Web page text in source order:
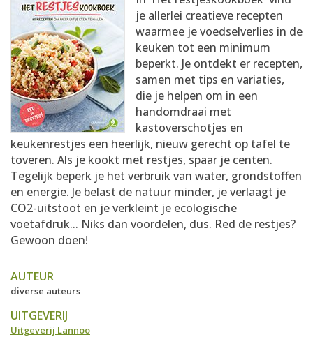
AANMELDEN
RECEPTEN
WEEKMENU'S
KOOKBOEKEN
je allerlei creatieve recepten
waarmee je voedselverlies in de
keuken tot een minimum
beperkt. Je ontdekt er recepten,
samen met tips en variaties,
die je helpen om in een
handomdraai met
kastoverschotjes en
keukenrestjes een heerlijk, nieuw gerecht op tafel te
toveren. Als je kookt met restjes, spaar je centen.
Tegelijk beperk je het verbruik van water, grondstoffen
en energie. Je belast de natuur minder, je verlaagt je
CO2-uitstoot en je verkleint je ecologische
voetafdruk... Niks dan voordelen, dus. Red de restjes?
Gewoon doen!
AUTEUR
diverse auteurs
UITGEVERIJ
Uitgeverij Lannoo